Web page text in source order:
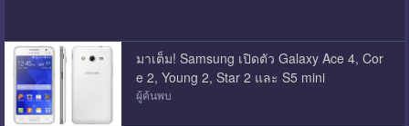
มาเต็ม! Samsung เปิดตัว Galaxy Ace 4, Cor
e 2, Young 2, Star 2 และ S5 mini
ผู้ค้นพบ